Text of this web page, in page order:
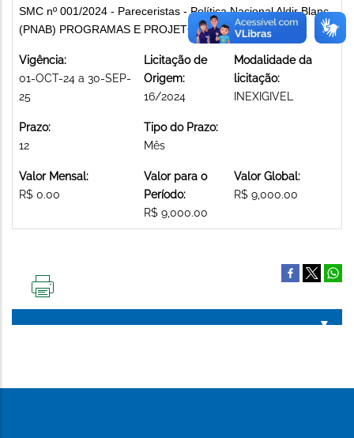
SMC nº 001/2024 - Pareceristas - Política Nacional Aldir Blanc
(PNAB) PROGRAMAS E PROJETOS CULTURAIS
Vigência:
01-OCT-24 a 30-SEP-
25
Licitação de
Origem:
16/2024
Modalidade da
licitação:
INEXIGIVEL
Prazo:
12
Tipo do Prazo:
Mês
Valor Mensal:
R$ 0.00
Valor para o
Período:
R$ 9,000.00
Valor Global:
R$ 9,000.00
PÁGINA